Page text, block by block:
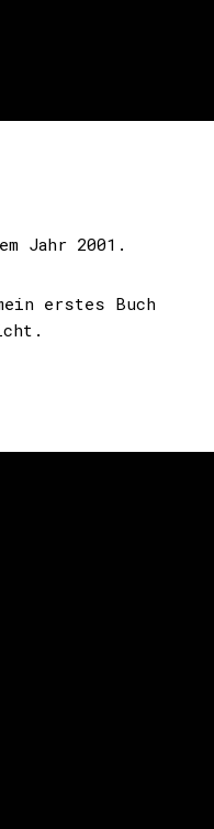
Jahr 2001.
erstes Buch